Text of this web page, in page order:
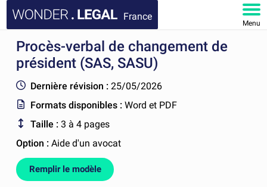
France
Menu
ACCUEIL
FAQ
MON COMPTE
Procès-verbal de changement de
président (SAS, SASU)
Dernière révision : 25/05/2026
Formats disponibles :Word et PDF
Taille : 3 à 4 pages
Option :Aide d'un avocat
Remplir le modèle